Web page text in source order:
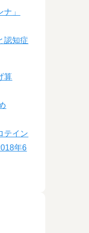
」
認知症
算
テイン
年6